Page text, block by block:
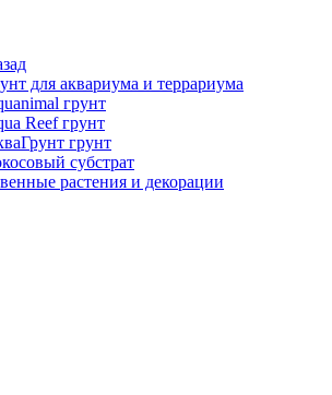
для аквариума и террариума
грунт
Reef грунт
грунт
субстрат
растения и декорации